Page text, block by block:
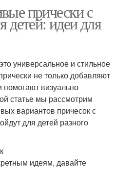
прически с
детей: идеи для
универсальное и стильное
не только добавляют
помогают визуально
статье мы рассмотрим
вариантов причесок с
для детей разного
идеям, давайте